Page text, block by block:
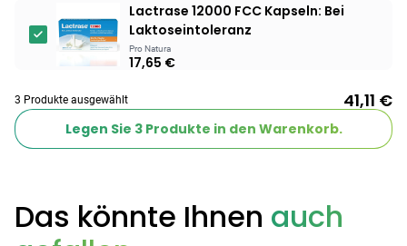
Lactrase 12000 FCC Kapseln: Bei
Laktoseintoleranz
Pro Natura
17,65 €
3 Produkte ausgewählt 41,11 €
Legen Sie 3Produkte in den Warenkorb.
Das könnte Ihnen auch